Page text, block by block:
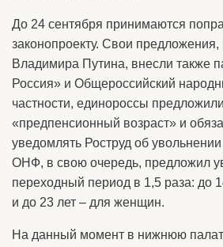
До 24 сентября принимаются
законопроекту. Свои предложения,
Владимира Путина, внесли также
Россия» и Общероссийский
частности, единороссы
«предпенсионный возраст» и
уведомлять Роструд об
ОНФ, в свою очередь, предложил
переходный период в 1,5 раза: до
и до 23 лет – для женщин.
На данный момент в нижнюю